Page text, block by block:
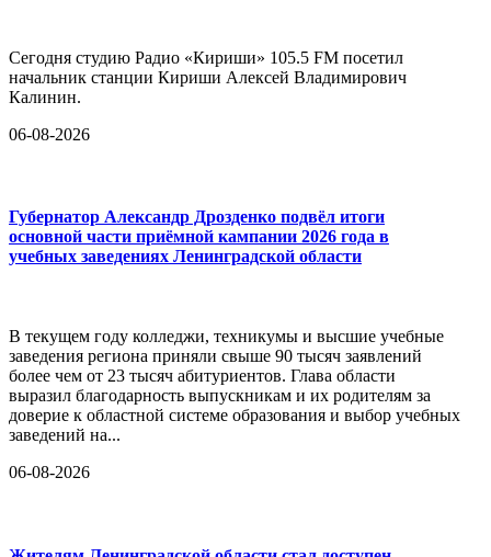
Сегодня студию Радио «Кириши» 105.5 FM посетил
начальник станции Кириши Алексей Владимирович
Калинин.
06-08-2026
Губернатор Александр Дрозденко подвёл итоги
основной части приёмной кампании 2026 года в
учебных заведениях Ленинградской области
В текущем году колледжи, техникумы и высшие учебные
заведения региона приняли свыше 90 тысяч заявлений
более чем от 23 тысяч абитуриентов. Глава области
выразил благодарность выпускникам и их родителям за
доверие к областной системе образования и выбор учебных
заведений на...
06-08-2026